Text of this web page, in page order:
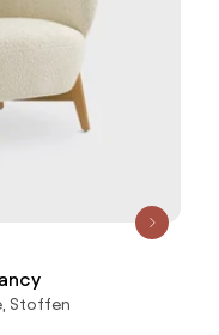
Stoffen